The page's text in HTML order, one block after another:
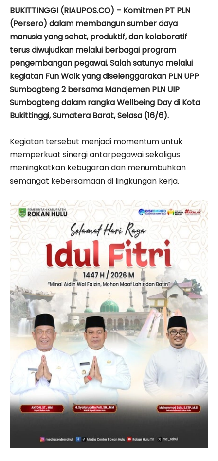
BUKITTINGGI (RIAUPOS.CO) – Komitmen PT PLN
(Persero) dalam membangun sumber daya
manusia yang sehat, produktif, dan kolaboratif
terus diwujudkan melalui berbagai program
pengembangan pegawai. Salah satunya melalui
kegiatan Fun Walk yang diselenggarakan PLN UPP
Sumbagteng 2 bersama Manajemen PLN UIP
Sumbagteng dalam rangka Wellbeing Day di Kota
Bukittinggi, Sumatera Barat, Selasa (16/6).
Kegiatan tersebut menjadi momentum untuk
memperkuat sinergi antarpegawai sekaligus
meningkatkan kebugaran dan menumbuhkan
semangat kebersamaan di lingkungan kerja.